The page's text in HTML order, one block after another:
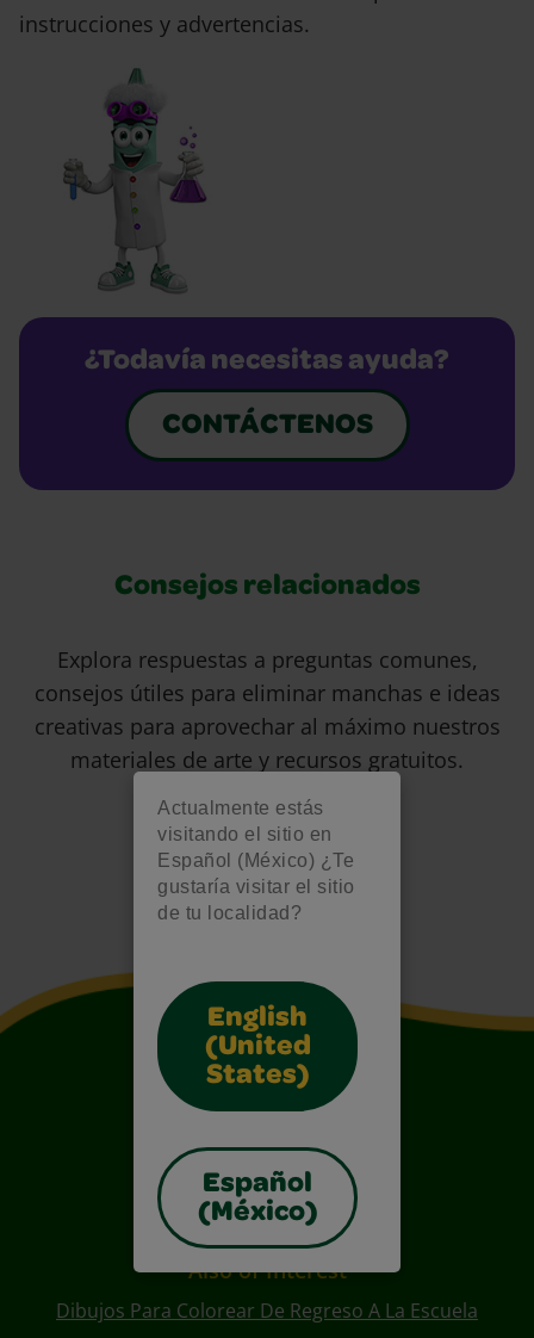
Actualmente estás
visitando el sitio en
Español (México) ¿Te
gustaría visitar el sitio
de tu localidad?
English
(United
States)
Español
(México)
instrucciones y advertencias.
¿Todavía necesitas ayuda?
CONTÁCTENOS
Consejos relacionados
Explora respuestas a preguntas comunes,
consejos útiles para eliminar manchas e ideas
creativas para aprovechar al máximo nuestros
materiales de arte y recursos gratuitos.
Also of Interest
Dibujos Para Colorear De Regreso A La Escuela